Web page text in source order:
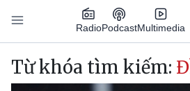
Nhảy đến nội dung
RadioPodcastMultimedia
Main navigation
Từ khóa tìm kiếm: